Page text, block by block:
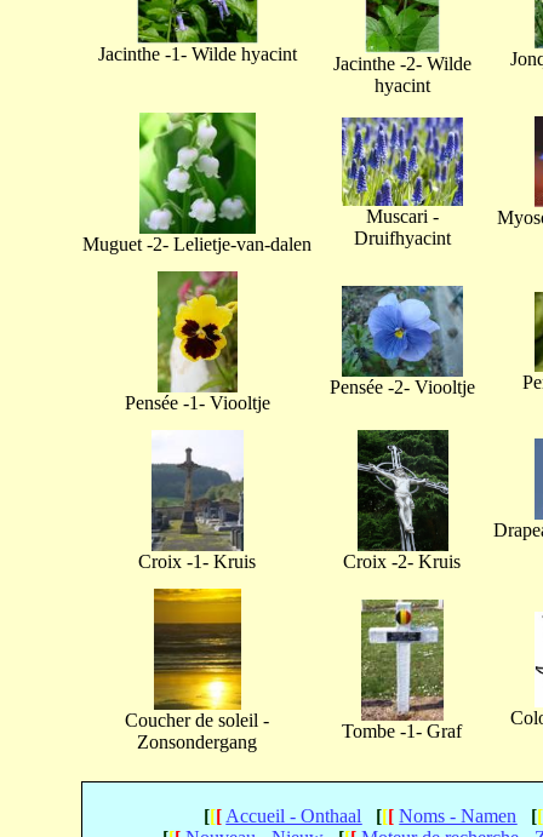
Jacinthe -1- Wilde hyacint
Jacinthe -2- Wilde
hyacint
Muguet -2- Lelietje-van-dalen
Muscari -
Druifhyacint
Pensée -1- Viooltje
Pensée -2- Viooltje
Croix -1- Kruis Croix -2- Kruis
Coucher de soleil -
Zonsondergang
Tombe -1- Graf
[[[ Accueil - Onthaal [[[ Noms - Namen [[